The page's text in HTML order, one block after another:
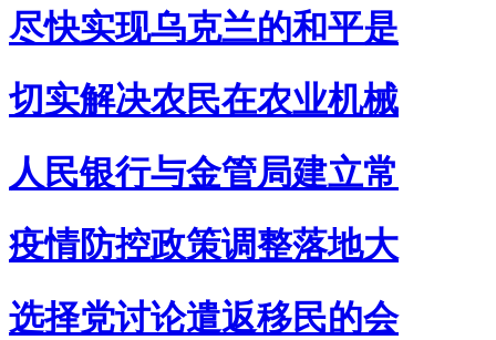
尽快实现乌克兰的和平是
切实解决农民在农业机械
人民银行与金管局建立常
疫情防控政策调整落地大
选择党讨论遣返移民的会